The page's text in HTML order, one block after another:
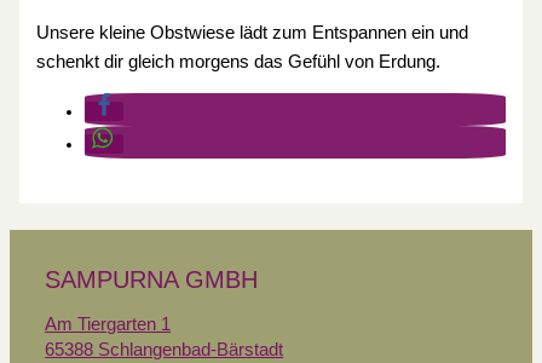
Unsere kleine Obstwiese lädt zum Entspannen ein und
schenkt dir gleich morgens das Gefühl von Erdung.
SAMPURNA GMBH
Am Tiergarten 1
65388 Schlangenbad-Bärstadt